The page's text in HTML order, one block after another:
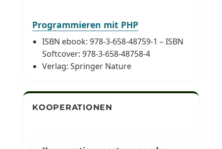
Programmieren mit PHP
ISBN ebook: 978-3-658-48759-1 – ISBN
Softcover: 978-3-658-48758-4
Verlag: Springer Nature
KOOPERATIONEN